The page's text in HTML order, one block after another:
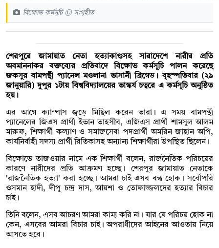
বিক্ষোভ কর্মসূচি © সংগৃহীত
শেরপুরে জামায়াত নেতা হত্যাকাণ্ডসহ সারাদেশে নারীর প্রতি
অবমাননাকর বক্তব্যের প্রতিবাদে বিক্ষোভ কর্মসূচি পালন করেছে
জকসুর বামপন্থী প্যানেল মওলানা ভাসানী ব্রিগেড। বৃহস্পতিবার (২৯
জানুয়ারি) দুপুর ১টায় বিশ্ববিদ্যালয়ের ভাস্কর্য চত্বরে এ কর্মসূচি অনুষ্ঠিত
হয়।
এর আগে ক্যাম্পাস জুড়ে মিছিল করেন তারা। এ সময় বামপন্থী
প্যানেলের জিএস প্রার্থী ইভান তাহসীব, এজিএস প্রার্থী শামসুল আলম
মারুফ, শিক্ষার্থী কল্যাণ ও সমাজসেবা পদপ্রার্থী অমরিন জাহান অপি,
কার্যনির্বাহী সদস্য প্রার্থী রিতিকাসহ অন্যান্য শিক্ষার্থীরা উপস্থিত ছিলেন।
বিক্ষোভে তাজওয়ার নামে এক শিক্ষার্থী বলেন, রাজনৈতিক পরিচয়ের
কারণে নারীদের প্রতি আক্রমণ হচ্ছে। শেরপুর জামায়াত নেতাকে
'রাজনৈতিক হত্যা' করা হচ্ছে। আমরা চাই এসব বন্ধ হোক। সর্বোপরি
ওসমান হাদী, দীপু চন্দ্র দাস, আয়শা ও তোফাজ্জলদের হত্যার বিচার
চাই।
তিনি বলেন, এসব আচরণ আমরা কাম্য করি না। যার যে পরিচয় হোক না
কেন, এসবের আমরা বিচার চাই। অপরাধীদের আইনের আওতায় নিয়ে
আসতে হবে।